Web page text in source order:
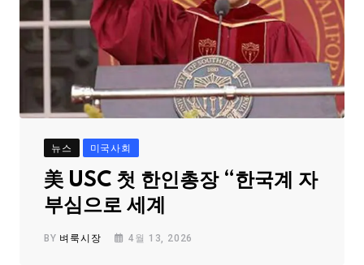
뉴스 미국사회
美 USC 첫 한인총장 “한국계 자
부심으로 세계
BY 벼룩시장 4월 13, 2026